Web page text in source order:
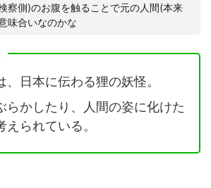
察側)のお腹を触ることで元の人間(本来
味合いなのかな
、日本に伝わる狸の妖怪。
らかしたり、人間の姿に化けた
えられている。